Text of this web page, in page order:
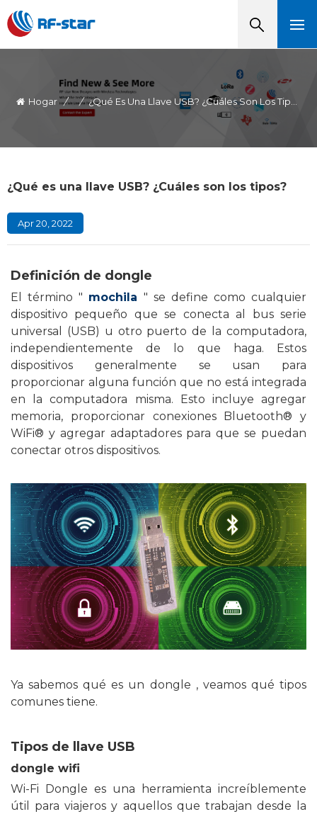
Hogar / /
¿Qué es una llave USB? ¿Cuáles son los tipos?
Apr 20, 2022
Definición de dongle
El término " mochila " se define como cualquier
dispositivo pequeño que se conecta al bus serie
universal (USB) u otro puerto de la computadora,
independientemente de lo que haga. Estos
dispositivos generalmente se usan para
proporcionar alguna función que no está integrada
en la computadora misma. Esto incluye agregar
memoria, proporcionar conexiones Bluetooth® y
WiFi® y agregar adaptadores para que se puedan
conectar otros dispositivos.
Ya sabemos quées un dongle , veamos qué tipos
comunes tiene.
Tipos de llave USB
dongle wifi
Wi-Fi Dongle es una herramienta increíblemente
útil para viajeros y aquellos que trabajan desde la